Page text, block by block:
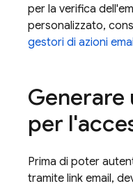
per la verifica
personalizzato,
gestori di azioni
Generare
per
Prima di poter
tramite link email,